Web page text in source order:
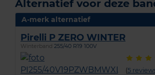
Alternatief voor deze
A-merk alternatief
Pirelli P ZERO WINTER
Winterband 255/40 R19 100V
(5